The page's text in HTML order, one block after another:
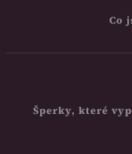
Co
Šperky, které